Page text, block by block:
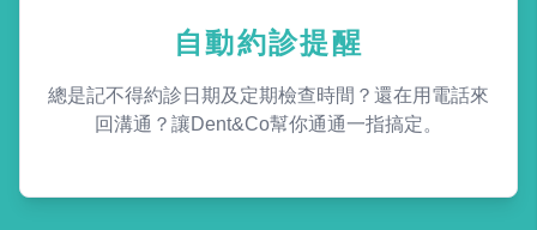
自動約診提醒
總是記不得約診日期及定期檢查時間？還在用電話來
回溝通？讓Dent&Co幫你通通一指搞定。